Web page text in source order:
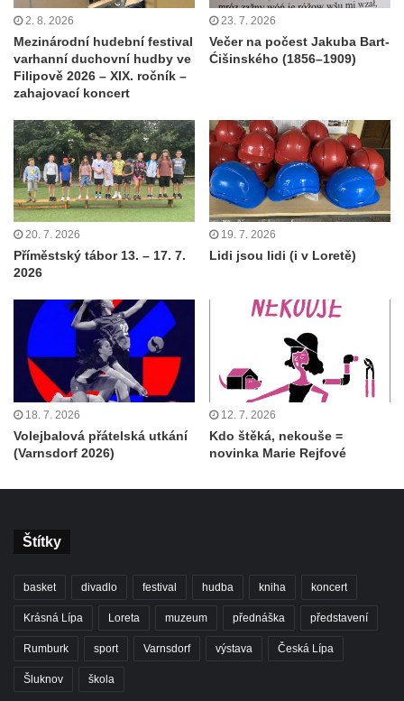
2. 8. 2026
Mezinárodní hudební festival
varhanní duchovní hudby ve
Filipově 2026 – XIX. ročník –
zahajovací koncert
23. 7. 2026
Večer na počest Jakuba Bart-
Ćišinského (1856–1909)
20. 7. 2026
Příměstský tábor 13. – 17. 7.
2026
19. 7. 2026
Lidi jsou lidi (i v Loretě)
18. 7. 2026
Volejbalová přátelská utkání
(Varnsdorf 2026)
12. 7. 2026
Kdo štěká, nekouše =
novinka Marie Rejfové
Štítky
basket divadlo festival hudba kniha koncert
Krásná Lípa Loreta muzeum přednáška představení
Rumburk sport Varnsdorf výstava Česká Lípa
Šluknov škola